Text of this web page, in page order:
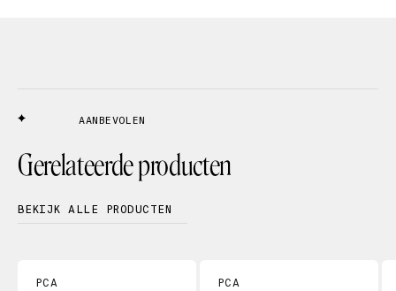
AANBEVOLEN
Gerelateerde producten
BEKIJK ALLE PRODUCTEN
PCA PCA